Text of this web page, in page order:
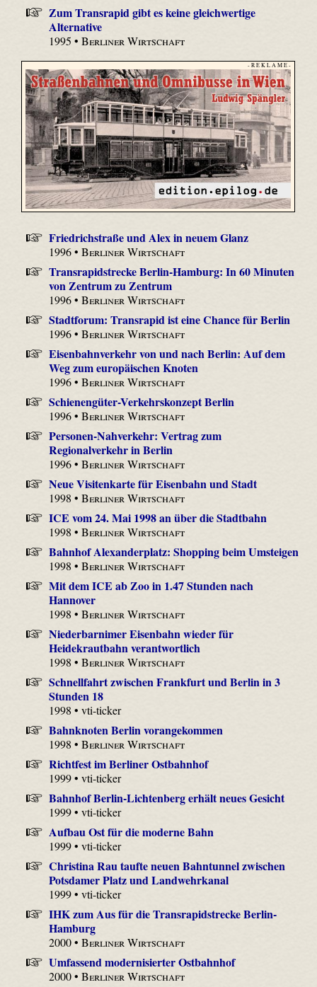
Zum Transrapid gibt es keine gleichwertige
Alternative
1995 •Berliner Wirtschaft
- R E K L A M E -
Friedrichstraße und Alex in neuem Glanz
1996 •Berliner Wirtschaft
Transrapidstrecke Berlin-Hamburg: In 60 Minuten
von Zentrum zu Zentrum
1996 •Berliner Wirtschaft
Stadtforum: Transrapid ist eine Chance für Berlin
1996 •Berliner Wirtschaft
Eisenbahnverkehr von und nach Berlin: Auf dem
Weg zum europäischen Knoten
1996 •Berliner Wirtschaft
Schienengüter-Verkehrskonzept Berlin
1996 •Berliner Wirtschaft
Personen-Nahverkehr: Vertrag zum
Regionalverkehr in Berlin
1996 •Berliner Wirtschaft
Neue Visitenkarte für Eisenbahn und Stadt
1998 •Berliner Wirtschaft
ICE vom 24. Mai 1998 an über die Stadtbahn
1998 •Berliner Wirtschaft
Bahnhof Alexanderplatz: Shopping beim Umsteigen
1998 •Berliner Wirtschaft
Mit dem ICE ab Zoo in 1.47 Stunden nach
Hannover
1998 •Berliner Wirtschaft
Niederbarnimer Eisenbahn wieder für
Heidekrautbahn verantwortlich
1998 •Berliner Wirtschaft
Schnellfahrt zwischen Frankfurt und Berlin in 3
Stunden 18
1998 • vti-ticker
Bahnknoten Berlin vorangekommen
1998 •Berliner Wirtschaft
Richtfest im Berliner Ostbahnhof
1999 • vti-ticker
Bahnhof Berlin-Lichtenberg erhält neues Gesicht
1999 • vti-ticker
Aufbau Ost für die moderne Bahn
1999 • vti-ticker
Christina Rau taufte neuen Bahntunnel zwischen
Potsdamer Platz und Landwehrkanal
1999 • vti-ticker
IHK zum Aus für die Transrapidstrecke Berlin-
Hamburg
2000 •Berliner Wirtschaft
Umfassend modernisierter Ostbahnhof
2000 •Berliner Wirtschaft